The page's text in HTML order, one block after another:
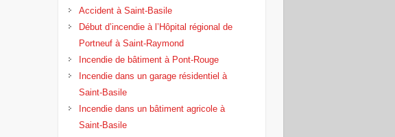
Accident à Saint-Basile
Début d’incendie à l’Hôpital régional de
Portneuf à Saint-Raymond
Incendie de bâtiment à Pont‑Rouge
Incendie dans un garage résidentiel à
Saint‑Basile
Incendie dans un bâtiment agricole à
Saint‑Basile